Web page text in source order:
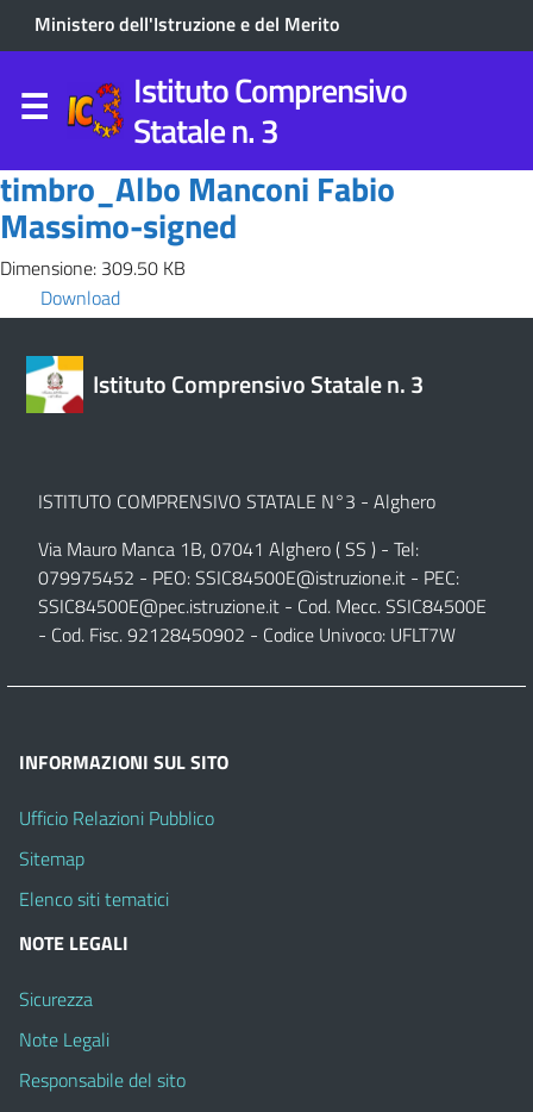
Ministero dell'Istruzione e del Merito
Istituto Comprensivo
Statale n. 3
timbro_Albo Manconi Fabio
Massimo-signed
Dimensione: 309.50 KB
Download
Istituto Comprensivo Statale n. 3
ISTITUTO COMPRENSIVO STATALE N°3 - Alghero
Via Mauro Manca 1B, 07041 Alghero ( SS ) - Tel:
079975452 - PEO:SSIC84500E@istruzione.it - PEC:
SSIC84500E@pec.istruzione.it - Cod. Mecc. SSIC84500E
- Cod. Fisc. 92128450902 - Codice Univoco: UFLT7W
INFORMAZIONI SUL SITO
Ufficio Relazioni Pubblico
Sitemap
Elenco siti tematici
NOTE LEGALI
Sicurezza
Note Legali
Responsabile del sito